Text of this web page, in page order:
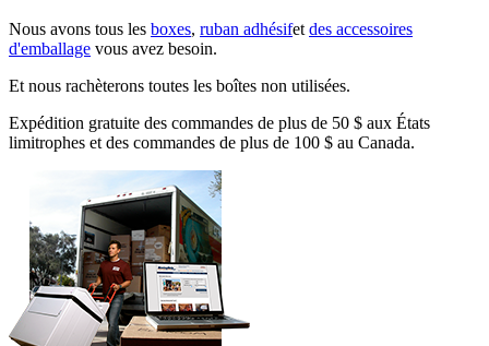
Nous avons tous les boxes, ruban adhésifetdes accessoires
d'emballage vous avez besoin.
Et nous rachèterons toutes les boîtes non utilisées.
Expédition gratuite des commandes de plus de 50 $ aux États
limitrophes et des commandes de plus de 100 $ au Canada.